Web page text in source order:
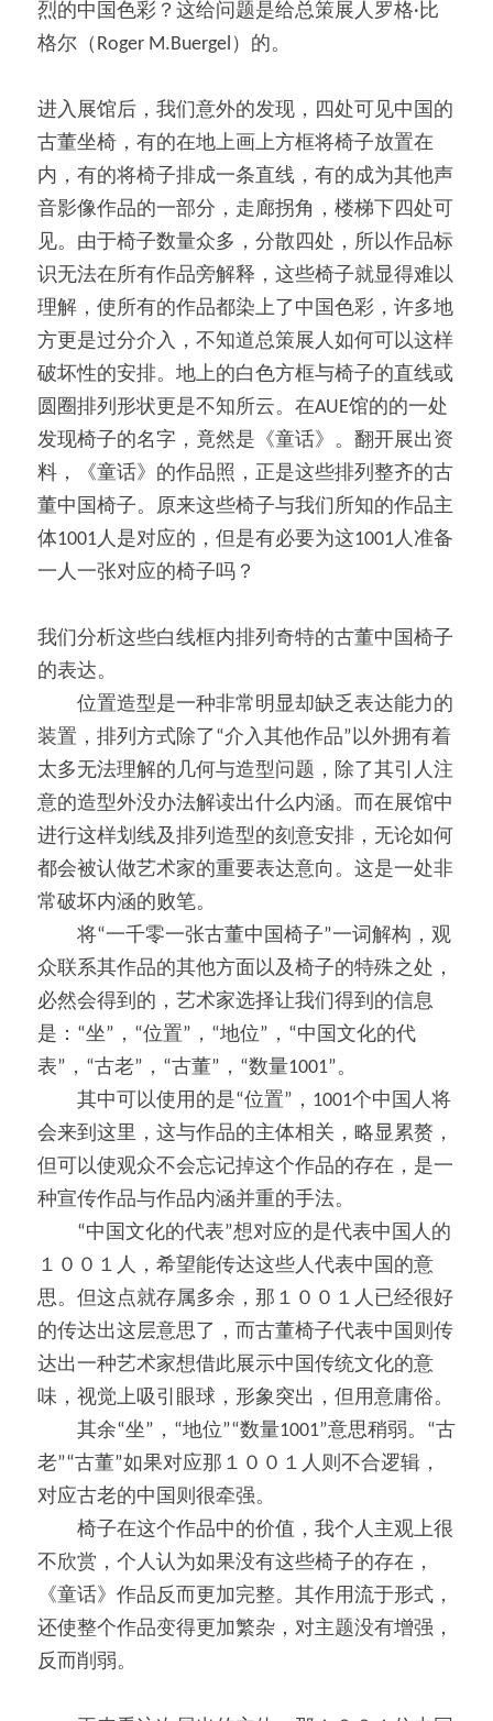
烈的中国色彩？这给问题是给总策展人罗格·比
格尔（Roger M.Buergel）的。
进入展馆后，我们意外的发现，四处可见中国的
古董坐椅，有的在地上画上方框将椅子放置在
内，有的将椅子排成一条直线，有的成为其他声
音影像作品的一部分，走廊拐角，楼梯下四处可
见。由于椅子数量众多，分散四处，所以作品标
识无法在所有作品旁解释，这些椅子就显得难以
理解，使所有的作品都染上了中国色彩，许多地
方更是过分介入，不知道总策展人如何可以这样
破坏性的安排。地上的白色方框与椅子的直线或
圆圈排列形状更是不知所云。在AUE馆的的一处
发现椅子的名字，竟然是《童话》。翻开展出资
料，《童话》的作品照，正是这些排列整齐的古
董中国椅子。原来这些椅子与我们所知的作品主
体1001人是对应的，但是有必要为这1001人准备
一人一张对应的椅子吗？
我们分析这些白线框内排列奇特的古董中国椅子
的表达。
位置造型是一种非常明显却缺乏表达能力的
装置，排列方式除了“介入其他作品”以外拥有着
太多无法理解的几何与造型问题，除了其引人注
意的造型外没办法解读出什么内涵。而在展馆中
进行这样划线及排列造型的刻意安排，无论如何
都会被认做艺术家的重要表达意向。这是一处非
常破坏内涵的败笔。
将“一千零一张古董中国椅子”一词解构，观
众联系其作品的其他方面以及椅子的特殊之处，
必然会得到的，艺术家选择让我们得到的信息
是：“坐”，“位置”，“地位”，“中国文化的代
表”，“古老”，“古董”，“数量1001”。
其中可以使用的是“位置”，1001个中国人将
会来到这里，这与作品的主体相关，略显累赘，
但可以使观众不会忘记掉这个作品的存在，是一
种宣传作品与作品内涵并重的手法。
“中国文化的代表”想对应的是代表中国人的
１００１人，希望能传达这些人代表中国的意
思。但这点就存属多余，那１００１人已经很好
的传达出这层意思了，而古董椅子代表中国则传
达出一种艺术家想借此展示中国传统文化的意
味，视觉上吸引眼球，形象突出，但用意庸俗。
其余“坐”，“地位”“数量1001”意思稍弱。“古
老”“古董”如果对应那１００１人则不合逻辑，
对应古老的中国则很牵强。
椅子在这个作品中的价值，我个人主观上很
不欣赏，个人认为如果没有这些椅子的存在，
《童话》作品反而更加完整。其作用流于形式，
还使整个作品变得更加繁杂，对主题没有增强，
反而削弱。